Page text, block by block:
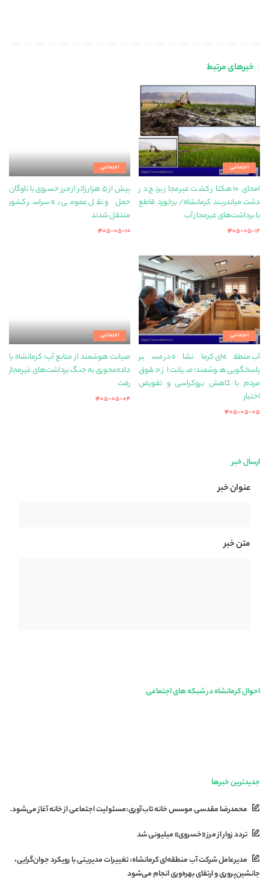
خبرهای مرتبط
اجتماعی
امحای ۱۰ هکتار کشت غیرمجاز برنج در
دشت میاندربند کرمانشاه/ برخورد قاطع
با برداشت‌های غیرمجاز آب
۱۴۰۵-۰۵-۱۲
اجتماعی
بیش از ۵ هزار زائر از مرز خسروی با ناوگان
حمل‌ و نقل عمومی به سراسر کشور
منتقل شدند
۱۴۰۵-۰۵-۱۰
اجتماعی
آب منطقه‌ای کرمانشاه در مسیر
پاسخگویی هوشمند؛ صیانت از حقوق
مردم با کاهش بروکراسی و تفویض
اختیار
۱۴۰۵-۰۵-۰۵
اجتماعی
صیانت هوشمند از منابع آب؛ کرمانشاه با
داده‌محوری به جنگ برداشت‌های غیرمجاز
رفت
۱۴۰۵-۰۵-۰۴
ارسال خبر
عنوان خبر
متن خبر
احوال کرمانشاه در شبکه های اجتماعی
جدیدترین خبرها
محمدرضا مقدسی موسس خانه تاب‌آوری:مسئولیت اجتماعی از خانه آغاز می‌شود.
تردد زوار از مرز «خسروی» میلیونی شد
مدیرعامل شرکت آب منطقه‌ای کرمانشاه: تغییرات مدیریتی با رویکرد جوان‌گرایی،
جانشین‌پروری و ارتقای بهره‌وری انجام می‌شود